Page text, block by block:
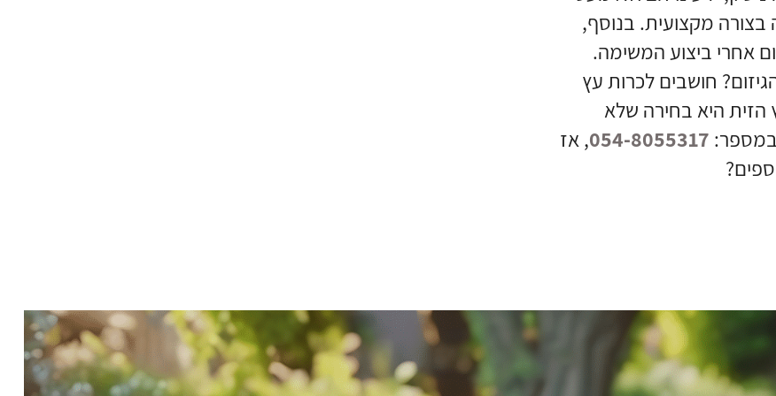
בצורה מקצועית. בנוסף,
אחרי ביצוע המשימה.
חושבים לכרות עץ
הזית היא בחירה שלא
במספר: 054-8055317, אז